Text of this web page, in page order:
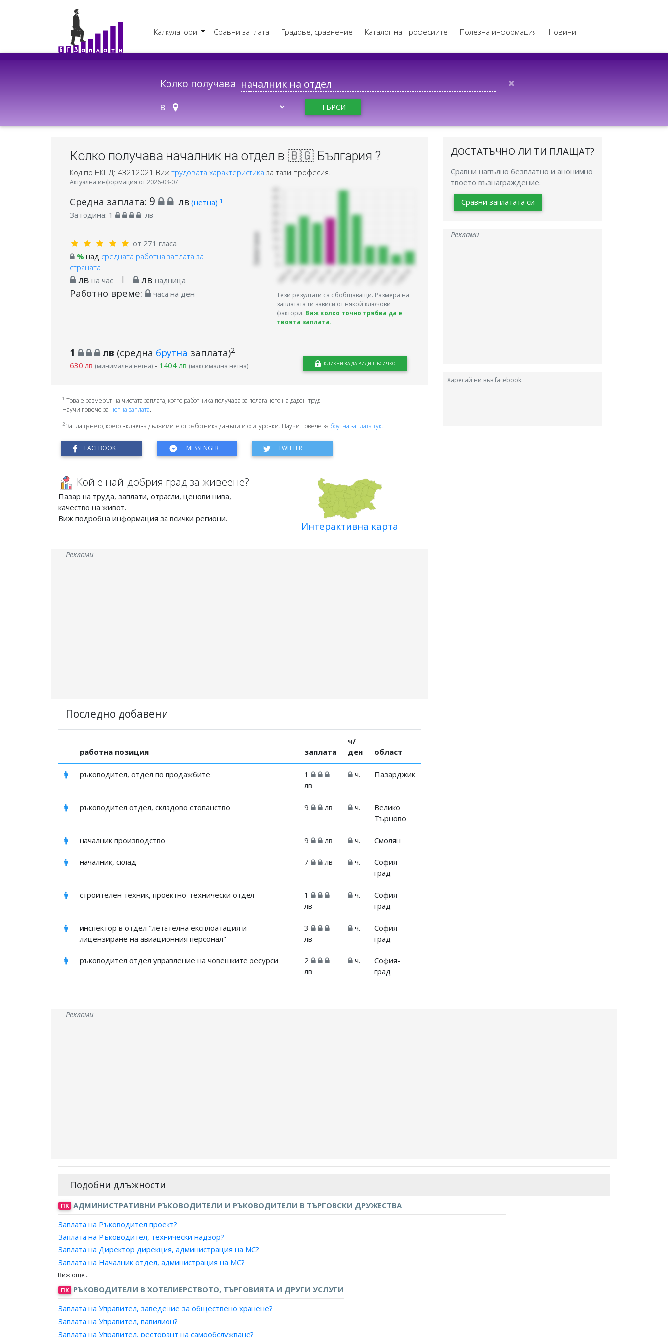
Калкулатори Сравни заплата Градове, сравнение Каталог на професиите Полезна информация Новини
Колко получава ×
в ТЪРСИ
Колко получава началник на отдел в 🇧🇬 България ?
Код по НКПД: 43212021 Виж трудовата характеристика за тази професия.
Актуална информация от 2026-08-07
Средна заплата: 9 лв (нетна) 1
За година: 1 лв
от 271 гласа
% над средната работна заплата за
страната
лв на час | лв надница
Работно време: часа на ден
Тези резултати са обобщаващи. Размера на
заплатата ти зависи от някой ключови
фактори. Виж колко точно трябва да е
твоята заплата.
1 лв (средна брутна заплата)2
630 лв (минимална нетна)- 1404 лв (максимална нетна) КЛИКНИ ЗА ДА ВИДИШ ВСИЧКО
1 Това е размерът на чистата заплата, която работника получава за полагането на даден труд.
Научи повече за нетна заплата.
2Заплащането, което включва дължимите от работника данъци и осигуровки. Научи повече за брутна заплата тук.
Кой е най-добрия град за живеене?
Пазар на труда, заплати, отрасли, ценови нива,
качество на живот.
Виж подробна информация за всички региони.
Интерактивна карта
Реклами
Последно добавени
работна позиция заплата
ч/
ден
област
ръководител, отдел по продажбите
1
лв
ч. Пазарджик
ръководител отдел, складово стопанство 9 лв ч.
Велико
Търново
началник производство 9 лв ч. Смолян
началник, склад 7 лв ч.
София-
град
строителен техник, проектно-технически отдел
1
лв
ч.
София-
град
инспектор в отдел "летателна експлоатация и
лицензиране на авиационния персонал"
3
лв
ч.
София-
град
ръководител отдел управление на човешките ресурси
2
лв
ч.
София-
град
ДОСТАТЪЧНО ЛИ ТИ ПЛАЩАТ?
Сравни напълно безплатно и анонимно
твоето възнаграждение.
Сравни заплатата си
Реклами
Харесай ни във facebook.
Реклами
Подобни длъжности
ПК АДМИНИСТРАТИВНИ РЪКОВОДИТЕЛИ И РЪКОВОДИТЕЛИ В ТЪРГОВСКИ ДРУЖЕСТВА
Заплата на Ръководител проект?
Заплата на Ръководител, технически надзор?
Заплата на Директор дирекция, администрация на МС?
Заплата на Началник отдел, администрация на МС?
Заплата на Началник сектор, администрация на МС?
Заплата на Директор дирекция, община?
Заплата на Мениджър, корпоративно планиране?
Заплата на Началник отдел, администрация?
Заплата на Началник отдел, община/район?
ПК РЪКОВОДИТЕЛИ В ХОТЕЛИЕРСТВОТО, ТЪРГОВИЯТА И ДРУГИ УСЛУГИ
Заплата на Управител, заведение за обществено хранене?
Заплата на Управител, павилион?
Заплата на Управител, ресторант на самообслужване?